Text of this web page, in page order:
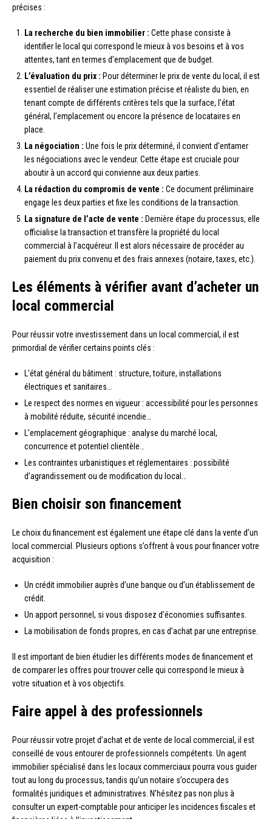
précises :
La recherche du bien immobilier : Cette phase consiste à
identifier le local qui correspond le mieux à vos besoins et à vos
attentes, tant en termes d’emplacement que de budget.
L’évaluation du prix : Pour déterminer le prix de vente du local, il est
essentiel de réaliser une estimation précise et réaliste du bien, en
tenant compte de différents critères tels que la surface, l’état
général, l’emplacement ou encore la présence de locataires en
place.
La négociation : Une fois le prix déterminé, il convient d’entamer
les négociations avec le vendeur. Cette étape est cruciale pour
aboutir à un accord qui convienne aux deux parties.
La rédaction du compromis de vente : Ce document préliminaire
engage les deux parties et fixe les conditions de la transaction.
La signature de l’acte de vente : Dernière étape du processus, elle
officialise la transaction et transfère la propriété du local
commercial à l’acquéreur. Il est alors nécessaire de procéder au
paiement du prix convenu et des frais annexes (notaire, taxes, etc.).
Les éléments à vérifier avant d’acheter un
local commercial
Pour réussir votre investissement dans un local commercial, il est
primordial de vérifier certains points clés :
L’état général du bâtiment : structure, toiture, installations
électriques et sanitaires…
Le respect des normes en vigueur : accessibilité pour les personnes
à mobilité réduite, sécurité incendie…
L’emplacement géographique : analyse du marché local,
concurrence et potentiel clientèle…
Les contraintes urbanistiques et réglementaires : possibilité
d’agrandissement ou de modification du local…
Bien choisir son financement
Le choix du financement est également une étape clé dans la vente d’un
local commercial. Plusieurs options s’offrent à vous pour financer votre
acquisition :
Un crédit immobilier auprès d’une banque ou d’un établissement de
crédit.
Un apport personnel, si vous disposez d’économies suffisantes.
La mobilisation de fonds propres, en cas d’achat par une entreprise.
Il est important de bien étudier les différents modes de financement et
de comparer les offres pour trouver celle qui correspond le mieux à
votre situation et à vos objectifs.
Faire appel à des professionnels
Pour réussir votre projet d’achat et de vente de local commercial, il est
conseillé de vous entourer de professionnels compétents. Un agent
immobilier spécialisé dans les locaux commerciaux pourra vous guider
tout au long du processus, tandis qu’un notaire s’occupera des
formalités juridiques et administratives. N’hésitez pas non plus à
consulter un expert-comptable pour anticiper les incidences fiscales et